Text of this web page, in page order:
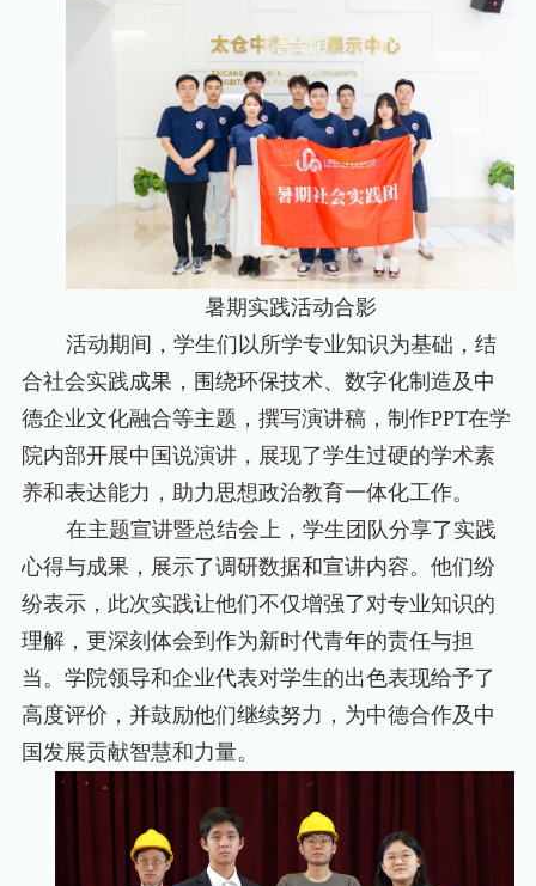
暑期实践活动合影
活动期间，学生们以所学专业知识为基础，结
合社会实践成果，围绕环保技术、数字化制造及中
德企业文化融合等主题，撰写演讲稿，制作PPT在学
院内部开展中国说演讲，展现了学生过硬的学术素
养和表达能力，助力思想政治教育一体化工作。
在主题宣讲暨总结会上，学生团队分享了实践
心得与成果，展示了调研数据和宣讲内容。他们纷
纷表示，此次实践让他们不仅增强了对专业知识的
理解，更深刻体会到作为新时代青年的责任与担
当。学院领导和企业代表对学生的出色表现给予了
高度评价，并鼓励他们继续努力，为中德合作及中
国发展贡献智慧和力量。